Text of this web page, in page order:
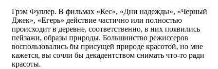
Грэм Фуллер. В фильмах «Кес», «Дни надежды», «Черный
Джек», «Егерь» действие частично или полностью
происходит в деревне, соответственно, в них появились
пейзажи, образы природы. Большинство режиссеров
воспользовались бы присущей природе красотой, но мне
кажется, вы сочли бы декадентством снимать что-то ради
красоты.